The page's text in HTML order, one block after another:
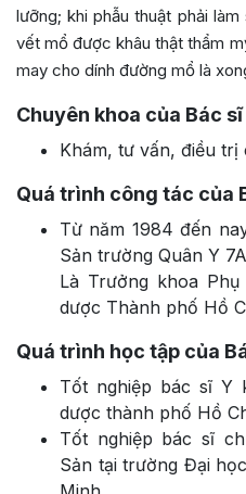
lưỡng; khi phẫu thuật phải
vết mổ được khâu thật thẩm
may cho dính đường mổ là
Chuyên khoa của Bác
Khám, tư vấn, điều
Quá trình công tác của
Từ năm 1984 đến
Sản trường Quân Y
Là Trưởng khoa
dược Thành phố Hồ
Quá trình học tập của
Tốt nghiệp bác sĩ Y
dược thành phố Hồ
Tốt nghiệp bác sĩ
Sản tại trường Đại